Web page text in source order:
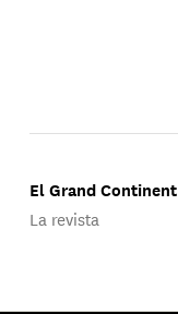
El Grand Continent
La revista